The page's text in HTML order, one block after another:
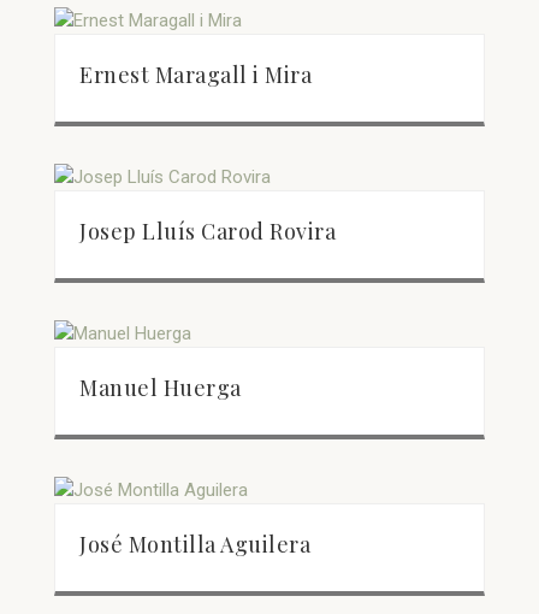
Ernest Maragall i Mira
Josep Lluís Carod Rovira
Manuel Huerga
José Montilla Aguilera